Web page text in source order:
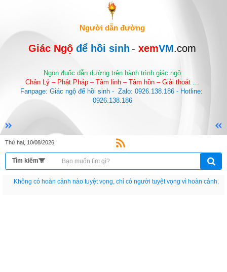
Người dẫn đường
Giác Ngộ để hồi sinh - xemVM.com
Ngọn đuốc dẫn dường trên hành trình giác ngộ
Chân Lý – Phật Pháp – Tâm linh – Tâm hồn – Giải thoát …
Fanpage: Giác ngộ để hồi sinh -  Zalo: 0926.138.186 - Hotline:
0926.138.186
Thứ hai, 10/08/2026
Nếu như không chịu học tập thì cho dù đi vạn dặm đường cũng chỉ là anh đưa